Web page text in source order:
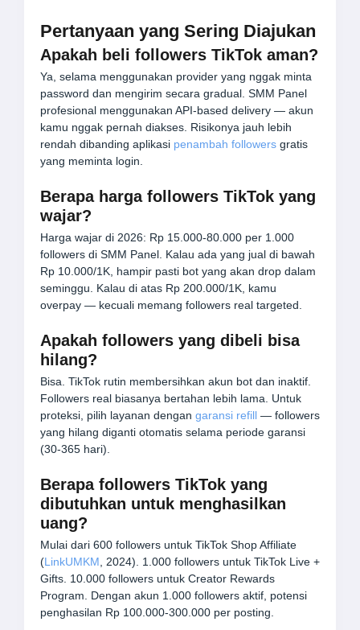
Pertanyaan yang Sering Diajukan
Apakah beli followers TikTok aman?
Ya, selama menggunakan provider yang nggak minta
password dan mengirim secara gradual. SMM Panel
profesional menggunakan API-based delivery — akun
kamu nggak pernah diakses. Risikonya jauh lebih
rendah dibanding aplikasi penambah followers gratis
yang meminta login.
Berapa harga followers TikTok yang
wajar?
Harga wajar di 2026: Rp 15.000-80.000 per 1.000
followers di SMM Panel. Kalau ada yang jual di bawah
Rp 10.000/1K, hampir pasti bot yang akan drop dalam
seminggu. Kalau di atas Rp 200.000/1K, kamu
overpay — kecuali memang followers real targeted.
Apakah followers yang dibeli bisa
hilang?
Bisa. TikTok rutin membersihkan akun bot dan inaktif.
Followers real biasanya bertahan lebih lama. Untuk
proteksi, pilih layanan dengan garansi refill — followers
yang hilang diganti otomatis selama periode garansi
(30-365 hari).
Berapa followers TikTok yang
dibutuhkan untuk menghasilkan
uang?
Mulai dari 600 followers untuk TikTok Shop Affiliate
(LinkUMKM , 2024). 1.000 followers untuk TikTok Live +
Gifts. 10.000 followers untuk Creator Rewards
Program. Dengan akun 1.000 followers aktif, potensi
penghasilan Rp 100.000-300.000 per posting.